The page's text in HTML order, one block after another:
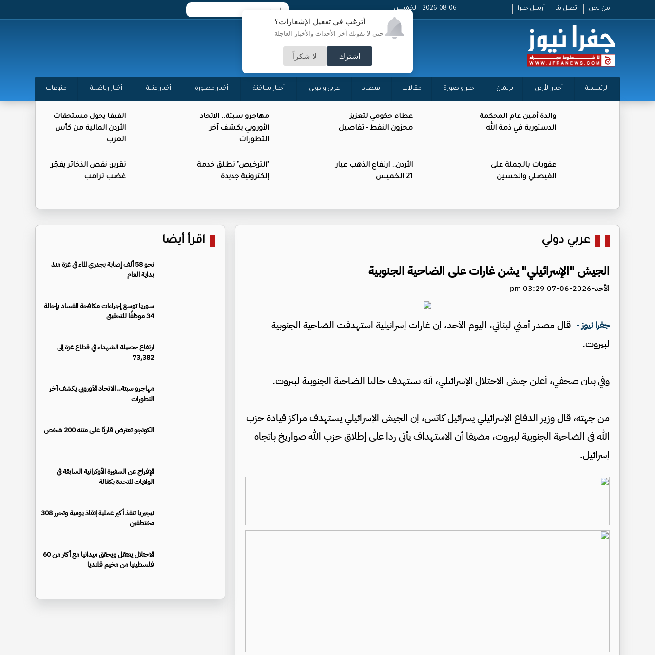
أترغب في تفعيل الإشعارات؟
حتى لا تفوتك آخر الأحداث والأخبار العاجلة
اشترك لا شكراً
من نحن اتصل بنا أرسل خبرا 2026-08-06 - الخميس
الرئيسية أخبار الأردن برلمان خبر و صورة مقالات اقتصاد عربي و دولي أخبار ساخنة أخبار مصورة أخبار فنية أخبار رياضية منوعات
والدة أمين عام المحكمة
الدستورية في ذمة الله
عطاء حكومي لتعزيز
مخزون النفط - تفاصيل
مهاجرو سبتة.. الاتحاد
الأوروبي يكشف آخر
التطورات
الفيفا يحول مستحقات
الأردن المالية من كأس
العرب
عقوبات بالجملة على
الفيصلي والحسين
الأردن.. ارتفاع الذهب عيار
21 الخميس
"الترخيص" تطلق خدمة
إلكترونية جديدة
تقرير: نقص الذخائر يفجّر
غضب ترامب
عربي دولي
الجيش "الإسرائيلي" يشن غارات على الضاحية الجنوبية
الأحد-2026-06-07 03:29 pm
جفرا نيوز - قال مصدر أمني لبناني، اليوم الأحد، إن غارات إسرائيلية استهدفت الضاحية الجنوبية
لبيروت.
وفي بيان صحفي، أعلن جيش الاحتلال الإسرائيلي، أنه يستهدف حاليا الضاحية الجنوبية لبيروت.
من جهته، قال وزير الدفاع الإسرائيلي يسرائيل كاتس، إن الجيش الإسرائيلي يستهدف مراكز قيادة حزب
الله في الضاحية الجنوبية لبيروت، مضيفا أن الاستهداف يأتي ردا على إطلاق حزب الله صواريخ باتجاه
إسرائيل.
اقرأ أيضا
نحو 58 ألف إصابة بجدري الماء في غزة منذ
بداية العام
سوريا توسع إجراءات مكافحة الفساد بإحالة
34 موظفًا للتحقيق
ارتفاع حصيلة الشهداء في قطاع غزة إلى
73,382
مهاجرو سبتة.. الاتحاد الأوروبي يكشف آخر
التطورات
الكونجو تعترض قاربًا على متنه 200 شخص
الإفراج عن السفيرة الأوكرانية السابقة في
الولايات المتحدة بكفالة
نيجيريا تنفذ أكبر عملية إنقاذ يومية وتحرر 308
مختطفين
الاحتلال يعتقل ويحقق ميدانيا مع أكثر من 60
فلسطينيا من مخيم قلنديا